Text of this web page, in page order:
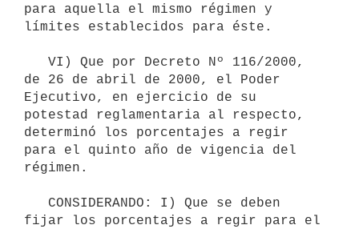
para aquella el mismo régimen y
límites establecidos para éste.
de 26 de abril de 2000, el Poder
Ejecutivo, en ejercicio de su
potestad reglamentaria al respecto,
determinó los porcentajes a regir
para el quinto año de vigencia del
régimen.
fijar los porcentajes a regir para el